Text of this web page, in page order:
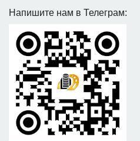
Напишите нам в Телеграм: